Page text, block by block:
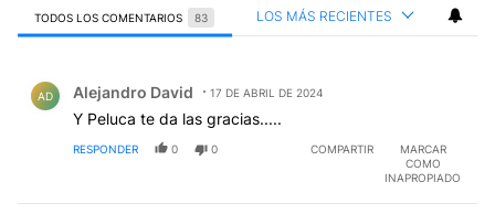
TODOS LOS COMENTARIOS 83 LOS MÁS RECIENTES
AD Alejandro David 17 DE ABRIL DE 2024
Y Peluca te da las gracias.....
RESPONDER 0 0 COMPARTIR
MARCAR
COMO
INAPROPIADO